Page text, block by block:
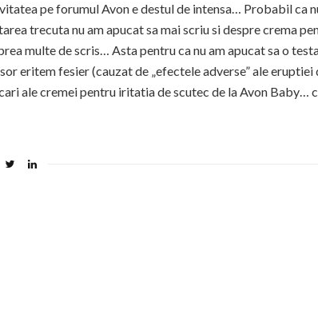
pe forumul Avon e destul de intensa… Probabil ca
trecuta nu am apucat sa mai scriu si despre crema
multe de scris… Asta pentru ca nu am apucat sa o
eritem fesier (cauzat de „efectele adverse” ale
ale cremei pentru iritatia de scutec de la Avon Baby…